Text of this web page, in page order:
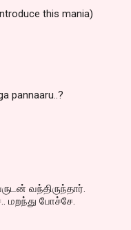
this mania)
pannaaru..?
வந்திருந்தார்.
மறந்து போச்சே.